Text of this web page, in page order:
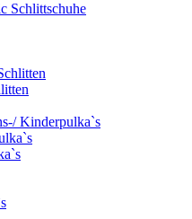
Schlittschuhe
Kinderpulka`s